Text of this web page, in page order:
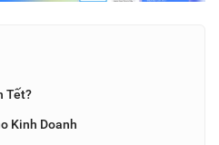
Tết?
Kinh Doanh